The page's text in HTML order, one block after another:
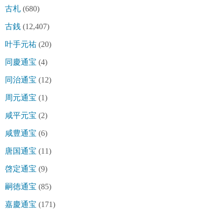
古札 (680)
古銭 (12,407)
叶手元祐 (20)
同慶通宝 (4)
同治通宝 (12)
周元通宝 (1)
咸平元宝 (2)
咸豊通宝 (6)
唐国通宝 (11)
啓定通宝 (9)
嗣徳通宝 (85)
嘉慶通宝 (171)